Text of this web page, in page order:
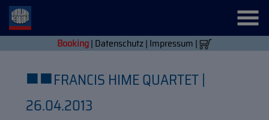
Booking| Datenschutz| Impressum |
■■FRANCIS HIME QUARTET |
26.04.2013